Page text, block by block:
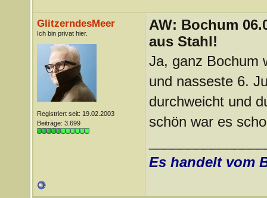
GlitzerndesMeer
Ich bin privat hier.
Registriert seit: 19.02.2003
Beiträge: 3.699
AW: Bochum
aus Stahl!
Ja, ganz Bochum
und nasseste 6.
durchweicht und
schön war es
Es handelt vom